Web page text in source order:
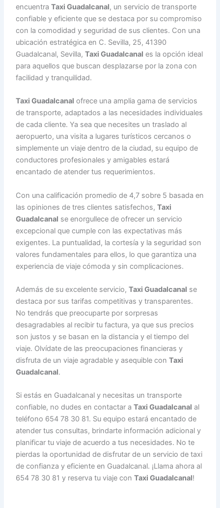
encuentraTaxi Guadalcanal, un servicio de transporte
confiable y eficiente que se destaca por su compromiso
con la comodidad y seguridad de sus clientes. Con una
ubicación estratégica en C. Sevilla, 25, 41390
Guadalcanal, Sevilla,Taxi Guadalcanal es la opción ideal
para aquellos que buscan desplazarse por la zona con
facilidad y tranquilidad.
Taxi Guadalcanal ofrece una amplia gama de servicios
de transporte, adaptados a las necesidades individuales
de cada cliente. Ya sea que necesites un traslado al
aeropuerto, una visita a lugares turísticos cercanos o
simplemente un viaje dentro de la ciudad, su equipo de
conductores profesionales y amigables estará
encantado de atender tus requerimientos.
Con una calificación promedio de 4,7 sobre 5 basada en
las opiniones de tres clientes satisfechos,Taxi
Guadalcanal se enorgullece de ofrecer un servicio
excepcional que cumple con las expectativas más
exigentes. La puntualidad, la cortesía y la seguridad son
valores fundamentales para ellos, lo que garantiza una
experiencia de viaje cómoda y sin complicaciones.
Además de su excelente servicio,Taxi Guadalcanal se
destaca por sus tarifas competitivas y transparentes.
No tendrás que preocuparte por sorpresas
desagradables al recibir tu factura, ya que sus precios
son justos y se basan en la distancia y el tiempo del
viaje. Olvídate de las preocupaciones financieras y
disfruta de un viaje agradable y asequible conTaxi
Guadalcanal.
Si estás en Guadalcanal y necesitas un transporte
confiable, no dudes en contactar aTaxi Guadalcanal al
teléfono 654 78 30 81. Su equipo estará encantado de
atender tus consultas, brindarte información adicional y
planificar tu viaje de acuerdo a tus necesidades. No te
pierdas la oportunidad de disfrutar de un servicio de taxi
de confianza y eficiente en Guadalcanal. ¡Llama ahora al
654 78 30 81 y reserva tu viaje conTaxi Guadalcanal!